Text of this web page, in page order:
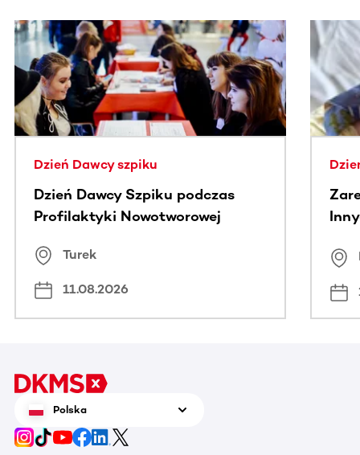
Ta sekcja zawiera treści przewijane w poziomie. Użyj
Dzień Dawcy szpiku
Dzień Dawcy Szpiku podczas
Profilaktyki Nowotworowej
Turek
11.08.2026
Polska